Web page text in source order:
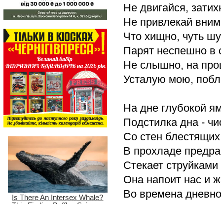
Не двигайся,
Не привлекай
Что хищно, чуть
Парят неспешно в
Не слышно, на
Усталую мою,
На дне глубокой
Подстилка дна -
Со стен
В прохладе
Стекает
Она напоит нас и
Во времена